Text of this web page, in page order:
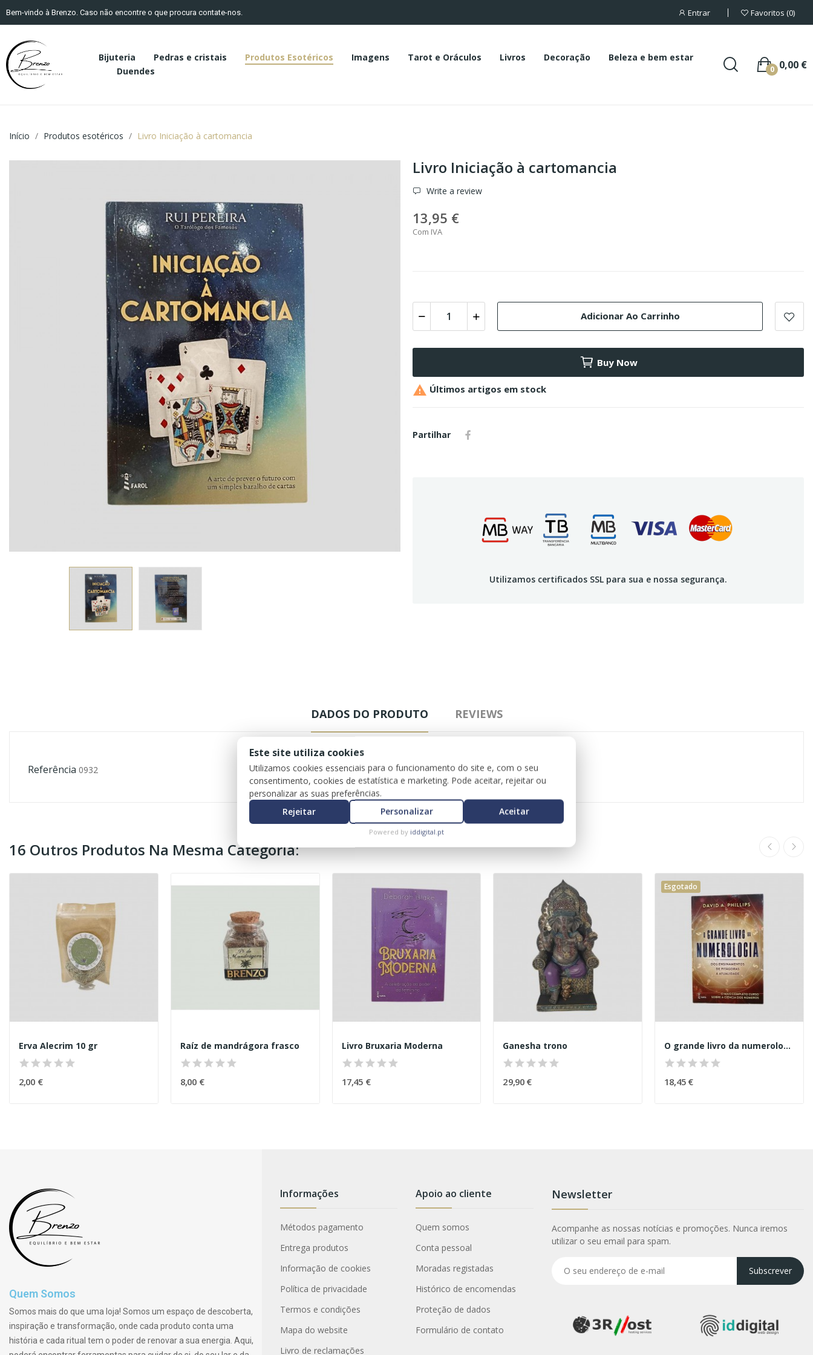
Bem-vindo à Brenzo. Caso não encontre o que procura contate-nos. Entrar Favoritos 0
Bijuteria Pedras e cristais Produtos Esotéricos Imagens Tarot e Oráculos Livros Decoração
Beleza e bem estar
Duendes
0,00 €
0
Início Produtos esotéricos Livro Iniciação à cartomancia
Livro Iniciação à cartomancia
Write a review
13,95 €
Com IVA
Adicionar Ao Carrinho
Buy Now
 Últimos artigos em stock
Partilhar
Utilizamos certificados SSL para sua e nossa segurança.
DADOS DO PRODUTO REVIEWS
Referência 0932
16 Outros Produtos Na Mesma Categoria:
Erva Alecrim 10 gr
2,00 €
Raíz de mandrágora frasco
8,00 €
Livro Bruxaria Moderna
17,45 €
Ganesha trono
29,90 €
Esgotado
O grande livro da numerologia
18,45 €
Quem Somos
Somos mais do que uma loja! Somos um espaço de descoberta,
inspiração e transformação, onde cada produto conta uma
história e cada ritual tem o poder de renovar a sua energia. Aqui,
Informações
Métodos pagamento
Entrega produtos
Informação de cookies
Política de privacidade
Termos e condições
Mapa do website
Livro de reclamações
Apoio ao cliente
Quem somos
Conta pessoal
Moradas registadas
Histórico de encomendas
Proteção de dados
Formulário de contato
Newsletter
Acompanhe as nossas notícias e promoções. Nunca iremos
utilizar o seu email para spam.
Subscrever
Este site utiliza cookies
Utilizamos cookies essenciais para o funcionamento do site e, com o seu
consentimento, cookies de estatística e marketing. Pode aceitar, rejeitar ou
personalizar as suas preferências.
Rejeitar
Personalizar Aceitar
Powered by iddigital.pt